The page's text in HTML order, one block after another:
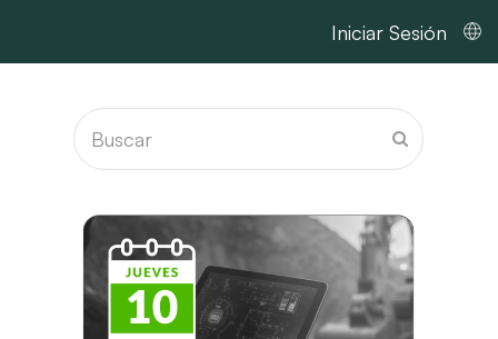
Iniciar Sesión
Buscar
Enviar